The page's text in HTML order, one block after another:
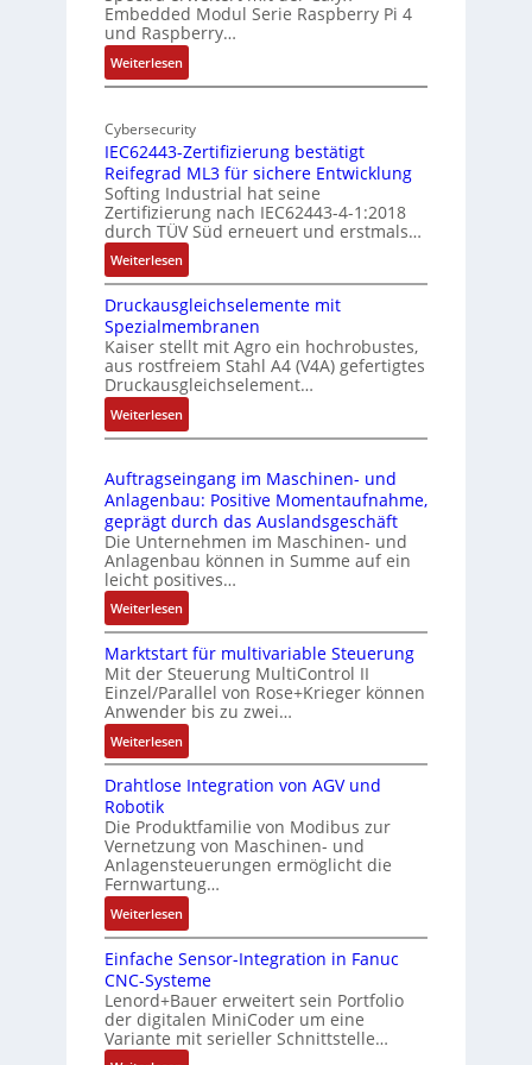
d
E
g
e
l
l
-
I
d
u
t
r
i
e
-
P
C
l
ä
s
s
s
c
h
f
l
e
x
i
b
e
l
f
ü
r
i
e
A
n
w
e
n
d
u
n
g
Embedded Modul Serie Raspberry Pi 4
und Raspberry…
Weiterlesen:
M
b
i
f
u
n
k
m
o
d
u
l
e
b
r
n
e
n
4
G
u
n
d
5
G
a
u
f
e
n
R
a
s
p
b
e
r
r
y
Cybersecurity
IEC62443-Zertifizierung bestätigt
Reifegrad ML3 für sichere Entwicklung
Softing Industrial hat seine
Zertifizierung nach IEC62443-4-1:2018
durch TÜV Süd erneuert und erstmals…
Weiterlesen:
I
E
C
6
2
4
4
3
Z
e
r
t
i
i
e
r
n
g
e
s
t
ä
t
i
g
t
R
e
i
Druckausgleichselemente mit
Spezialmembranen
Kaiser stellt mit Agro ein hochrobustes,
aus rostfreiem Stahl A4 (V4A) gefertigtes
Druckausgleichselement…
Weiterlesen:
D
u
c
k
a
u
s
g
l
e
i
c
h
s
e
m
e
n
t
e
m
i
t
S
p
Auftragseingang im Maschinen- und
Anlagenbau: Positive Momentaufnahme,
geprägt durch das Auslandsgeschäft
Die Unternehmen im Maschinen- und
Anlagenbau können in Summe auf ein
leicht positives…
Weiterlesen:
A
u
f
t
r
a
g
s
i
n
g
a
n
i
m
M
a
Marktstart für multivariable Steuerung
Mit der Steuerung MultiControl II
Einzel/Parallel von Rose+Krieger können
Anwender bis zu zwei…
Weiterlesen:
M
a
k
t
s
t
a
r
t
f
ü
r
m
Drahtlose Integration von AGV und
Robotik
Die Produktfamilie von Modibus zur
Vernetzung von Maschinen- und
Anlagensteuerungen ermöglicht die
Fernwartung…
Weiterlesen:
D
r
a
h
t
l
Einfache Sensor-Integration in Fanuc
CNC-Systeme
Lenord+Bauer erweitert sein Portfolio
der digitalen MiniCoder um eine
Variante mit serieller Schnittstelle…